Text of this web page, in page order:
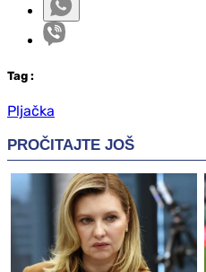
Tag :
Pljačka